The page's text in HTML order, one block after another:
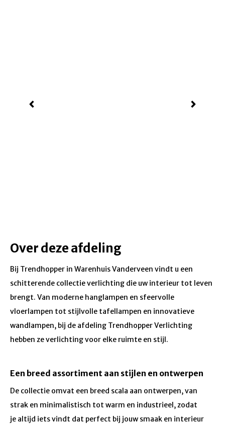
Over deze afdeling
Bij Trendhopper in Warenhuis Vanderveen vindt u een
schitterende collectie verlichting die uw interieur tot leven
brengt. Van moderne hanglampen en sfeervolle
vloerlampen tot stijlvolle tafellampen en innovatieve
wandlampen, bij de afdeling Trendhopper Verlichting
hebben ze verlichting voor elke ruimte en stijl.
Een breed assortiment aan stijlen en ontwerpen
De collectie omvat een breed scala aan ontwerpen, van
strak en minimalistisch tot warm en industrieel, zodat
je altijd iets vindt dat perfect bij jouw smaak en interieur